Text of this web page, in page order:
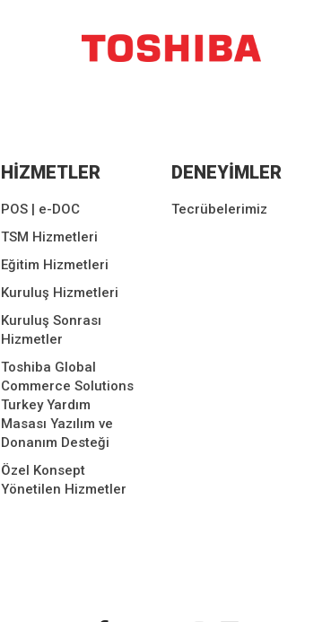
HİZMETLER
POS | e-DOC
TSM Hizmetleri
Eğitim Hizmetleri
Kuruluş Hizmetleri
Kuruluş Sonrası
Hizmetler
Toshiba Global
Commerce Solutions
Turkey Yardım
Masası Yazılım ve
Donanım Desteği
Özel Konsept
Yönetilen Hizmetler
DENEYİMLER
Tecrübelerimiz